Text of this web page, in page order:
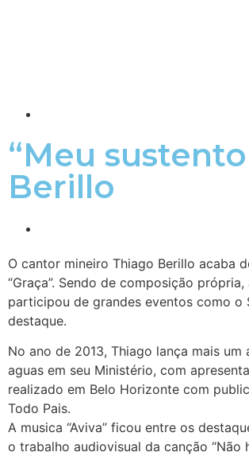
“Meu
Berillo
O cantor mineiro Thiago Berillo acaba
“Graça”. Sendo de composição
participou de grandes eventos como o
destaque.
No ano de 2013, Thiago lança mais
aguas em seu Ministério, com
realizado em Belo Horizonte com
Todo Pais.
A musica “Aviva” ficou entre os
o trabalho audiovisual da canção “Não